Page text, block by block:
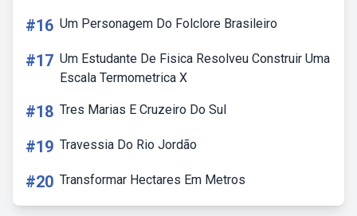
#16 Um Personagem Do Folclore Brasileiro
#17 Um Estudante De Fisica Resolveu Construir Uma
Escala Termometrica X
#18 Tres Marias E Cruzeiro Do Sul
#19 Travessia Do Rio Jordão
#20 Transformar Hectares Em Metros